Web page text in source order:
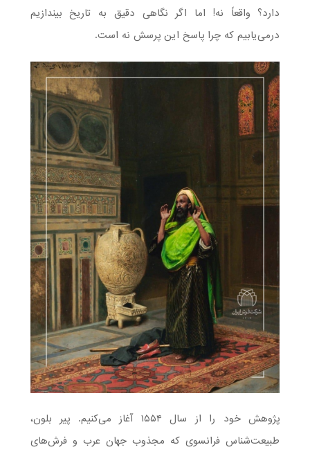
دارد؟ واقعاً نه! اما اگر نگاهی دقیق به تاریخ بیندازیم
درمی‌یابیم که چرا پاسخ این پرسش نه است.
پژوهش خود را از سال ۱۵۵۴ آغاز می‌کنیم. پیر بلون،
طبیعت‌شناس فرانسوی که مجذوب جهان عرب و فرش‌های